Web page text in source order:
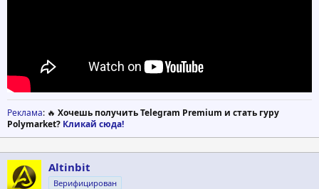
Реклама: 🔥 Хочешь получить Telegram Premium и стать гуру
Polymarket? Кликай сюда!
Altinbit
Верифицирован